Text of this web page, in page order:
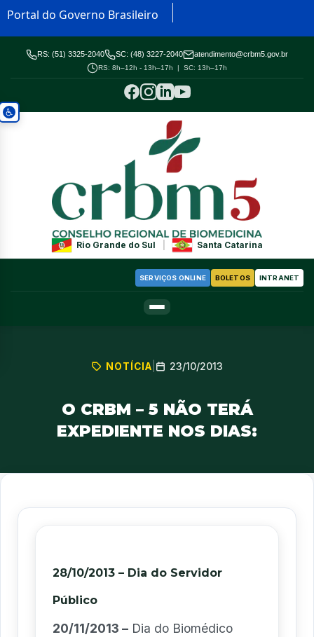
Portal do Governo Brasileiro
RS: (51) 3325-2040 SC: (48) 3227-2040 atendimento@crbm5.gov.br
RS: 8h–12h - 13h–17h | SC: 13h–17h
Rio Grande do Sul Santa Catarina
SERVIÇOS ONLINE BOLETOS INTRANET
NOTÍCIA 23/10/2013
O CRBM – 5 NÃO TERÁ
EXPEDIENTE NOS DIAS:
28/10/2013 – Dia do Servidor
Público
20/11/2013 – Dia do Biomédico